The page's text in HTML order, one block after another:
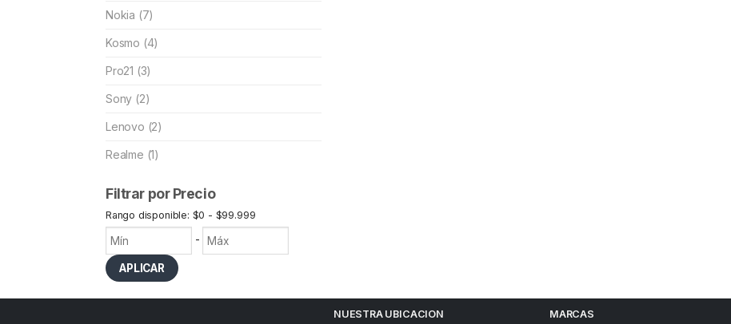
Nokia (7)
Kosmo (4)
Pro21 (3)
Sony (2)
Lenovo (2)
Realme (1)
Filtrar por Precio
Rango disponible: $0 - $99.999
-
APLICAR
NUESTRA UBICACION MARCAS